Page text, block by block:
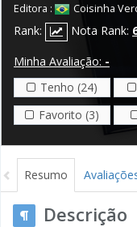
Editora : Coisinha
Rank: Nota Rank:
Minha Avaliação: -
Tenho (24)
Favorito (3)
Resumo
Descrição